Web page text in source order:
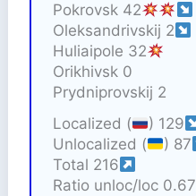
Pokrovsk 42
Oleksandrivskij 2
Huliaipole 32
Orikhivsk 0
Prydniprovskij 2
Localized (
) 129
Unlocalized (
) 87
Total 216
Ratio unloc/loc 0.67